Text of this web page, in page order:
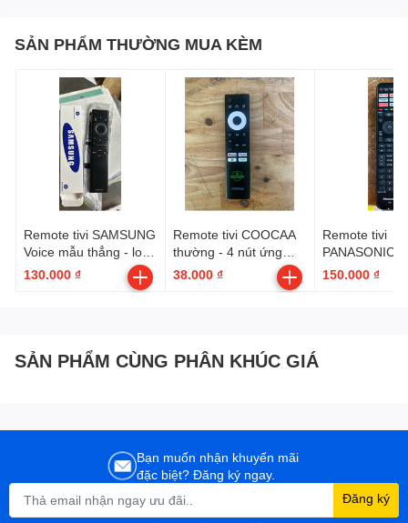
SẢN PHẨM THƯỜNG MUA KÈM
Remote tivi SAMSUNG
Voice mẫu thẳng - loại
tốt --- có hộp ( BN59-
130.000 ₫
Remote tivi COOCAA
thường - 4 nút ứng
dụng
38.000 ₫
Remote tivi
PANASONIC
6 nút ứng
150.000 ₫
SẢN PHẨM CÙNG PHÂN KHÚC GIÁ
Bạn muốn nhận khuyến mãi
đặc biệt? Đăng ký ngay.
Đăng ký